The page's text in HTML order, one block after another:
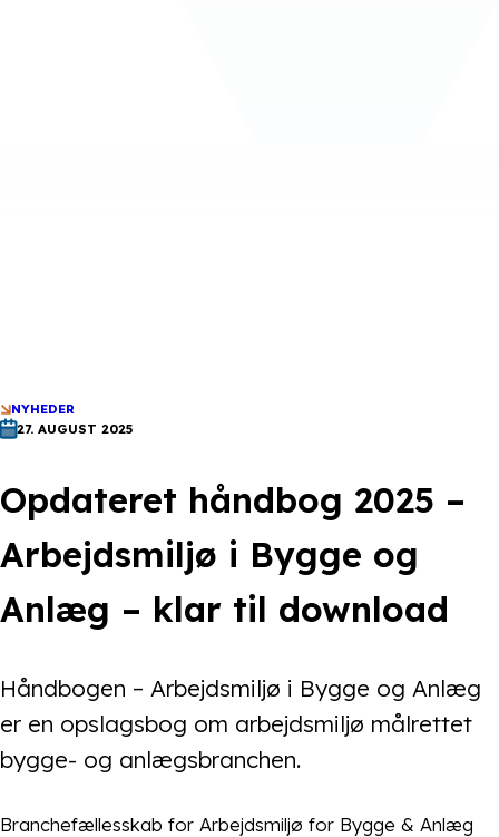
NYHEDER
27. AUGUST 2025
Opdateret håndbog 2025 –
Arbejdsmiljø i Bygge og
Anlæg – klar til download
Håndbogen – Arbejdsmiljø i Bygge og Anlæg
er en opslagsbog om arbejdsmiljø målrettet
bygge- og anlægsbranchen.
Branchefællesskab for Arbejdsmiljø for Bygge & Anlæg